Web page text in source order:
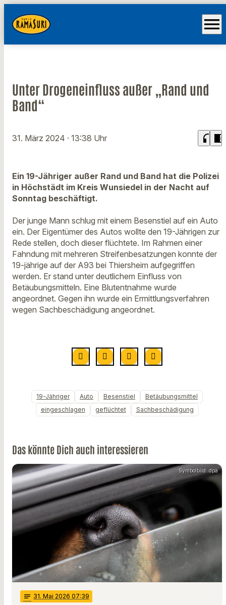
menu
Unter Drogeneinfluss außer „Rand und
Band“
31. März 2024 · 13:38 Uhr headphones chrome_reader_mode
Ein 19-Jähriger außer Rand und Band hat die Polizei
in Höchstädt im Kreis Wunsiedel in der Nacht auf
Sonntag beschäftigt.
Der junge Mann schlug mit einem Besenstiel auf ein Auto
ein. Der Eigentümer des Autos wollte den 19-Jährigen zur
Rede stellen, doch dieser flüchtete. Im Rahmen einer
Fahndung mit mehreren Streifenbesatzungen konnte der
19-jährige auf der A93 bei Thiersheim aufgegriffen
werden. Er stand unter deutlichem Einfluss von
Betäubungsmitteln. Eine Blutentnahme wurde
angeordnet. Gegen ihn wurde ein Ermittlungsverfahren
wegen Sachbeschädigung angeordnet.
19-Jähriger Auto Besenstiel
Betäubungsmittel
eingeschlagen
geflüchtet Sachbeschädigung
Das könnte Dich auch interessieren
Symbolbild: dpa
notes 31. Mai 2026 07:39